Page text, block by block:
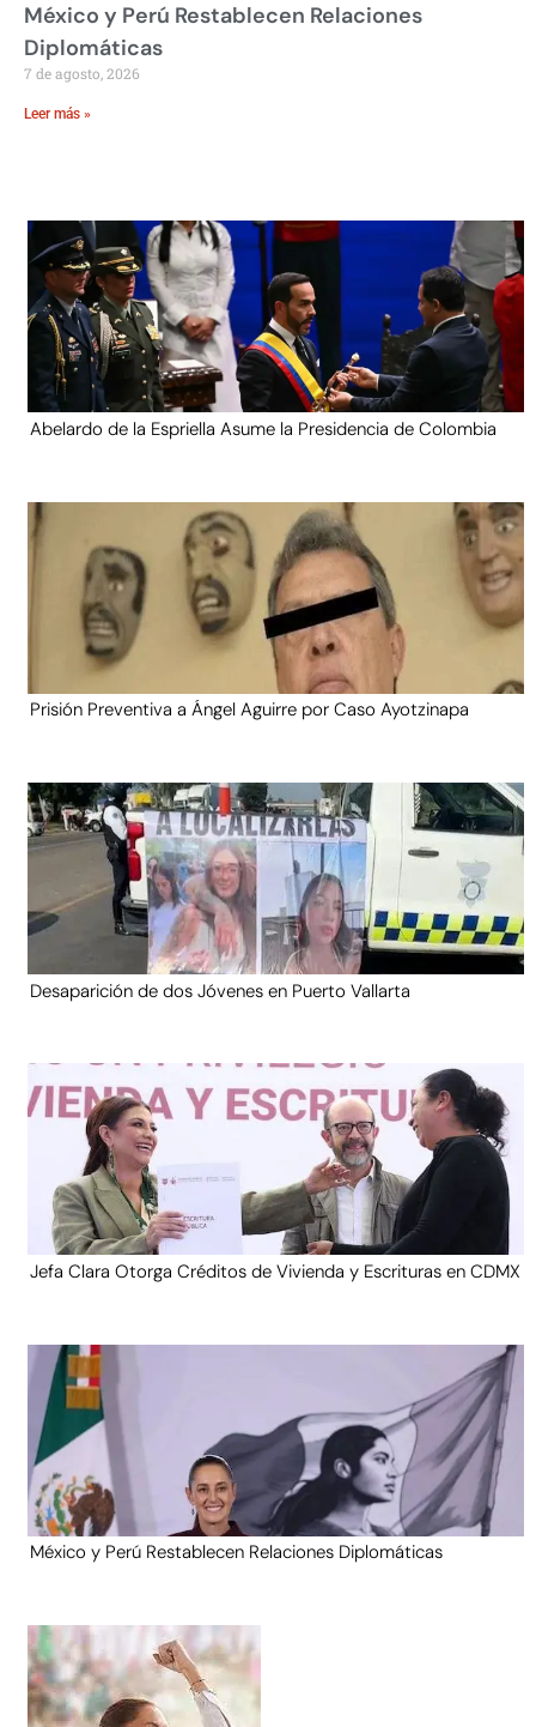
México y Perú Restablecen Relaciones
Diplomáticas
7 de agosto, 2026
Leer más »
Abelardo de la Espriella Asume la Presidencia de Colombia
Prisión Preventiva a Ángel Aguirre por Caso Ayotzinapa
Desaparición de dos Jóvenes en Puerto Vallarta
Jefa Clara Otorga Créditos de Vivienda y Escrituras en CDMX
México y Perú Restablecen Relaciones Diplomáticas